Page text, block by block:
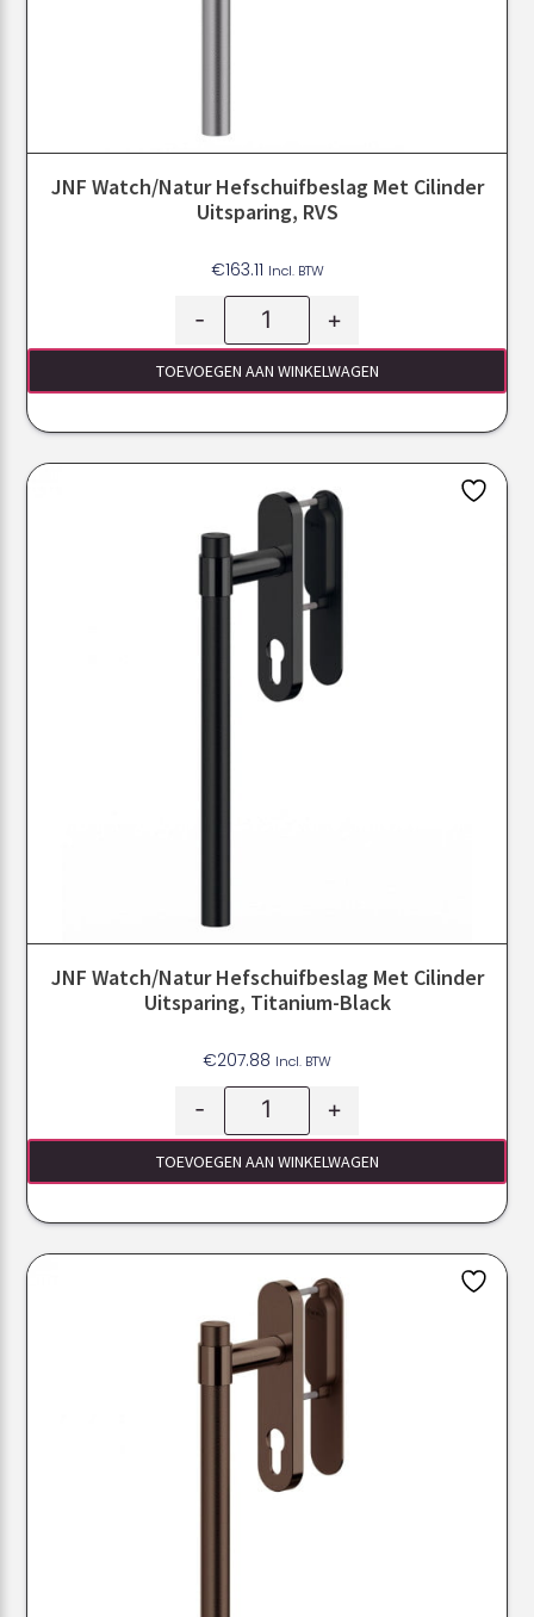
JNF Watch/Natur Hefschuifbeslag Met Cilinder
Uitsparing, RVS
€163.11 Incl. BTW
- +
TOEVOEGEN AAN WINKELWAGEN
JNF Watch/Natur Hefschuifbeslag Met Cilinder
Uitsparing, Titanium-Black
€207.88 Incl. BTW
- +
TOEVOEGEN AAN WINKELWAGEN